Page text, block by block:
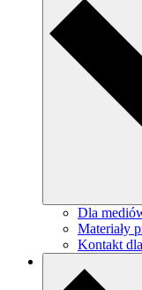
Dla
Materiały
Kontakt